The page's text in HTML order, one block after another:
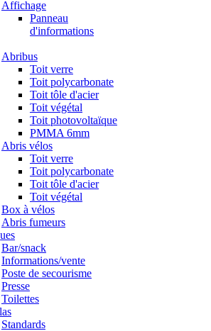
Affichage
Panneau
d'informations
Abribus
Toit verre
Toit polycarbonate
Toit tôle d'acier
Toit végétal
Toit photovoltaïque
PMMA 6mm
Abris vélos
Toit verre
Toit polycarbonate
Toit tôle d'acier
Toit végétal
Box à vélos
Abris fumeurs
Bar/snack
Informations/vente
Poste de secourisme
Presse
Toilettes
Standards